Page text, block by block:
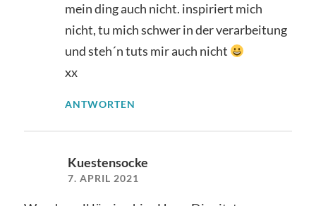
mein ding auch nicht. inspiriert mich
nicht, tu mich schwer in der verarbeitung
und steh´n tuts mir auch nicht
xx
ANTWORTEN
Kuestensocke
7. APRIL 2021